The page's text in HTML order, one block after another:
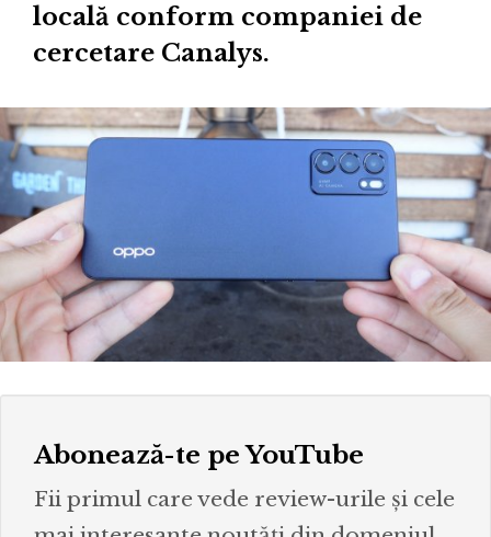
locală conform companiei de
cercetare Canalys.
Abonează-te pe YouTube
Fii primul care vede review-urile și cele